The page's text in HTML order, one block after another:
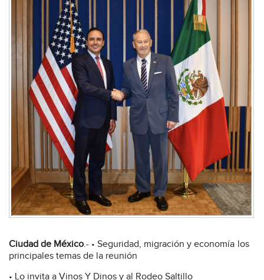
Ciudad de México.- • Seguridad, migración y economía los
principales temas de la reunión
• Lo invita a Vinos Y Dinos y al Rodeo Saltillo